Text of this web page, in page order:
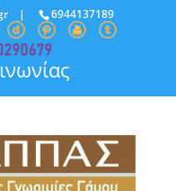
| 6944137189